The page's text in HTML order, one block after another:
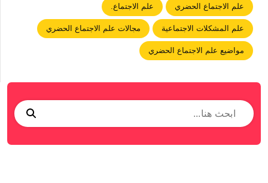
علم الاجتماع الحضري علم الاجتماع.
علم المشكلات الاجتماعية مجالات علم الاجتماع الحضري
مواضيع علم الاجتماع الحضري